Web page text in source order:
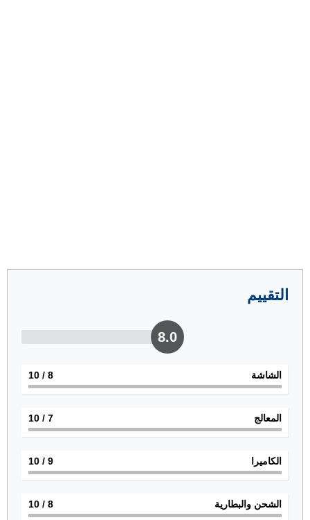
التقييم
8.0
الشاشة 8
/ 10
المعالج 7
/ 10
الكاميرا 9
/ 10
الشحن والبطارية 8
/ 10